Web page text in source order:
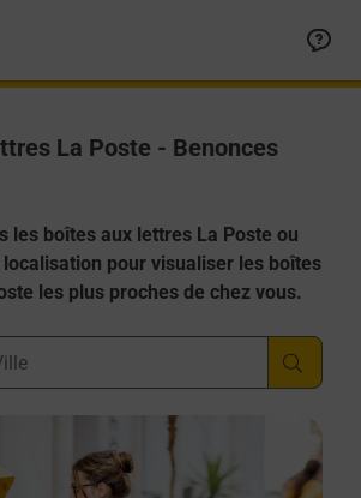
La Poste - Benonces
les boîtes aux lettres La Poste ou
pour visualiser les boîtes
les plus proches de chez vous.
Code Postal